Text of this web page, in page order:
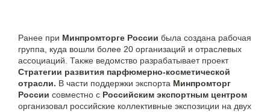
Ранее при Минпромторге России была создана рабочая
группа, куда вошли более 20 организаций и отраслевых
ассоциаций. Также ведомство разрабатывает проект
Стратегии развития парфюмерно-косметической
отрасли. В части поддержки экспорта Минпромторг
России совместно с Российским экспортным центром
организовал российские коллективные экспозиции на двух